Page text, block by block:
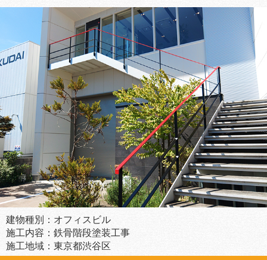
建物種別：オフィスビル
施工内容：鉄骨階段塗装工事
施工地域：東京都渋谷区